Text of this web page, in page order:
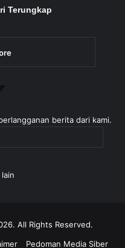
Terungkap
berita dari kami.
All Rights Reserved.
Pedoman Media Siber